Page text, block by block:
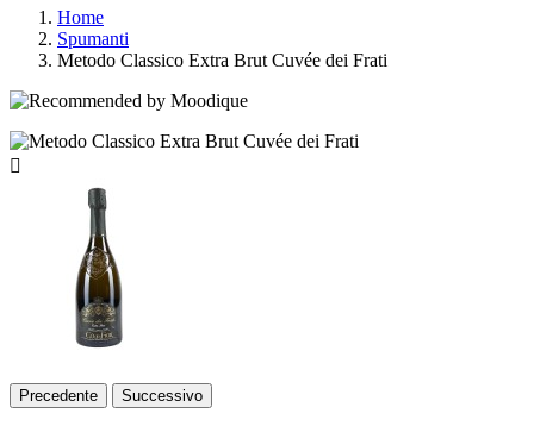
Home
Spumanti
Metodo Classico Extra Brut Cuvée dei Frati

Precedente Successivo